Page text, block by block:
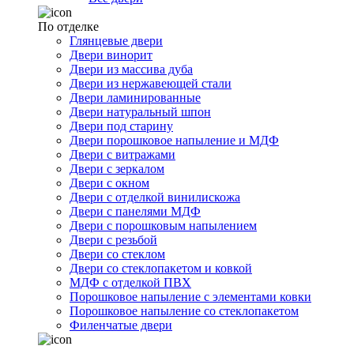
По отделке
Глянцевые двери
Двери винорит
Двери из массива дуба
Двери из нержавеющей стали
Двери ламинированные
Двери натуральный шпон
Двери под старину
Двери порошковое напыление и МДФ
Двери с витражами
Двери с зеркалом
Двери с окном
Двери с отделкой винилискожа
Двери с панелями МДФ
Двери с порошковым напылением
Двери с резьбой
Двери со стеклом
Двери со стеклопакетом и ковкой
МДФ с отделкой ПВХ
Порошковое напыление с элементами ковки
Порошковое напыление со стеклопакетом
Филенчатые двери